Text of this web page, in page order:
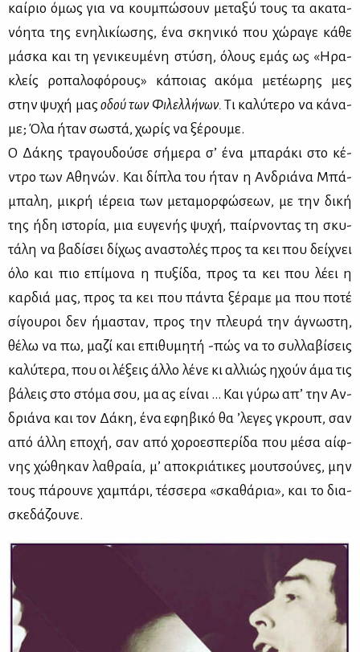
καί­ριο όμως για να κου­μπώ­σουν με­τα­ξύ τους τα ακα­τα­
νό­η­τα της ενη­λι­κί­ω­σης, ένα σκη­νι­κό που χώ­ρα­γε κά­θε
μά­σκα και τη γε­νι­κευ­μέ­νη στύ­ση, όλους εμάς ως «Ηρα­
κλείς ρο­πα­λο­φό­ρους» κά­ποιας ακό­μα με­τέ­ω­ρης μες
στην ψυ­χή μας οδούτων Φι­λελ­λή­νων.Τι κα­λύ­τε­ρο να κά­να­
με; Όλα ήταν σω­στά, χω­ρίς να ξέ­ρου­με.
Ο Δά­κης τρα­γου­δού­σε σή­με­ρα σ’ ένα μπα­ρά­κι στο κέ­
ντρο των Αθη­νών. Και δί­πλα του ήταν η Αν­δριά­να Μπά­
μπα­λη, μι­κρή ιέ­ρεια των με­τα­μορ­φώ­σε­ων, με την δι­κή
της ήδη ιστο­ρία, μια ευ­γε­νής ψυ­χή, παίρ­νο­ντας τη σκυ­
τά­λη να βα­δί­σει δί­χως ανα­στο­λές προς τα κει που δεί­χνει
όλο και πιο επί­μο­να η πυ­ξί­δα, προς τα κει που λέ­ει η
καρ­διά μας, προς τα κει που πά­ντα ξέ­ρα­με μα που πο­τέ
σί­γου­ροι δεν ήμα­σταν, προς την πλευ­ρά την άγνω­στη,
θέ­λω να πω, μα­ζί και επι­θυ­μη­τή -πώς να το συλ­λα­βί­σεις
κα­λύ­τε­ρα, που οι λέ­ξεις άλ­λο λέ­νε κι αλ­λιώς ηχούν άμα τις
βά­λεις στο στό­μα σου, μα ας εί­ναι … Και γύ­ρω απ’ την Αν­
δριά­να και τον Δά­κη, ένα εφη­βι­κό θα ’λε­γες γκρουπ, σαν
από άλ­λη επο­χή, σαν από χο­ρο­ε­σπε­ρί­δα που μέ­σα αίφ­
νης χώ­θη­καν λα­θραία, μ’ απο­κριά­τι­κες μου­τσού­νες, μην
τους πά­ρου­νε χα­μπά­ρι, τέσ­σε­ρα «σκα­θά­ρια», και το δια­
σκε­δά­ζου­νε.